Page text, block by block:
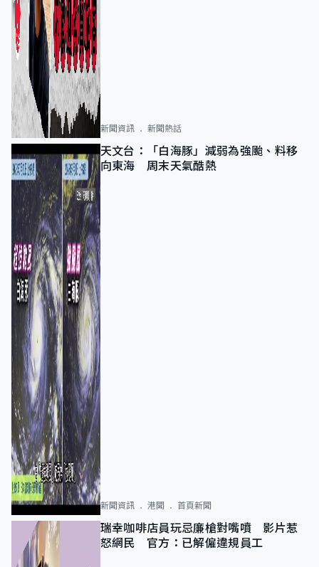
新聞資訊 新聞熱話
天文台：「白海豚」減弱為強颱、料移
向東海 周末天氣酷熱
新聞資訊 港聞 首頁新聞
瑞幸咖啡店員玩忌廉槍對嘴噴 影片惹
怒網民 官方：已解僱違規員工